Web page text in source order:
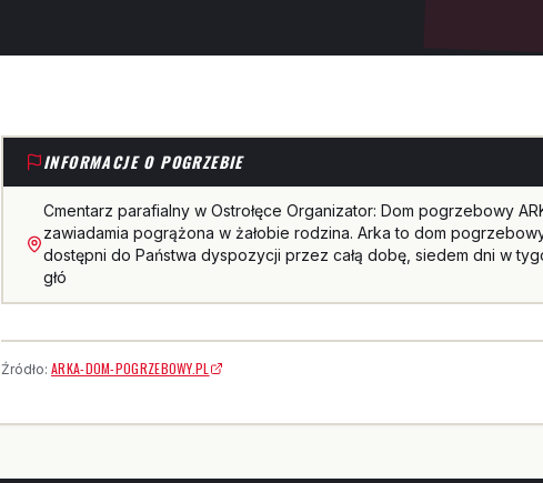
INFORMACJE O POGRZEBIE
Cmentarz parafialny w Ostrołęce Organizator: Dom pogrzebowy
zawiadamia pogrążona w żałobie rodzina. Arka to dom
dostępni do Państwa dyspozycji przez całą dobę, siedem dni w
głó
Źródło: ARKA-DOM-POGRZEBOWY.PL